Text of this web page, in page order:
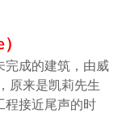
完成的建筑，由威
原来是凯莉先生
程接近尾声的时